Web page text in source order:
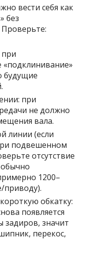
вести себя как
без
при
будущие
при
не должно
вала.
линии (если
подвешенном
отсутствие
1200–
приводу).
обкатку:
появляется
задиров, значит
перекос,